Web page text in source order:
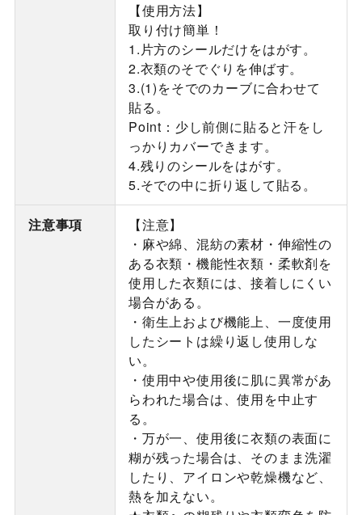
【使用方法】
取り付け簡単！
1.片方のシールだけをはがす。
2.衣類のそでぐりを伸ばす。
3.(1)をそでのカーブに合わせて
貼る。
Point：少し前側に貼ると汗をし
っかりカバーできます。
4.残りのシールをはがす。
5.そでの中に折り返して貼る。
注意事項
【注意】
・麻や綿、混紡の素材・伸縮性の
ある衣類・機能性衣類・柔軟剤を
使用した衣類には、接着しにくい
場合がある。
・衛生上および機能上、一度使用
したシートは繰り返し使用しな
い。
・使用中や使用後に肌に異常があ
らわれた場合は、使用を中止す
る。
・万が一、使用後に衣類の表面に
糊が残った場合は、そのまま洗濯
したり、アイロンや乾燥機など、
熱を加えない。